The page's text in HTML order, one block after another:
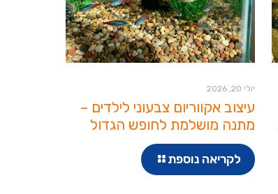
יולי 20, 2026
עיצוב אקווריום צבעוני לילדים –
מתנה מושלמת לחופש הגדול
לקריאה נוספת